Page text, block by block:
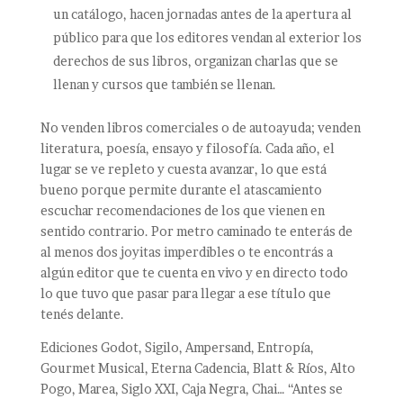
un catálogo, hacen jornadas antes de la apertura al
público para que los editores vendan al exterior los
derechos de sus libros, organizan charlas que se
llenan y cursos que también se llenan.
No venden libros comerciales o de autoayuda; venden
literatura, poesía, ensayo y filosofía. Cada año, el
lugar se ve repleto y cuesta avanzar, lo que está
bueno porque permite durante el atascamiento
escuchar recomendaciones de los que vienen en
sentido contrario. Por metro caminado te enterás de
al menos dos joyitas imperdibles o te encontrás a
algún editor que te cuenta en vivo y en directo todo
lo que tuvo que pasar para llegar a ese título que
tenés delante.
Ediciones Godot, Sigilo, Ampersand, Entropía,
Gourmet Musical, Eterna Cadencia, Blatt & Ríos, Alto
Pogo, Marea, Siglo XXI, Caja Negra, Chai… “Antes se